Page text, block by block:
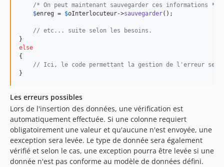
/* On peut maintenant sauvegarder ces informations */
$enreg = $oInterlocuteur->sauvegarder();
// etc... suite selon les besoins.
else
{
// Ici, le code permettant la gestion de l'erreur
}
Les erreurs possibles
Lors de l'insertion des données, une vérification est
automatiquement effectuée. Si une colonne requiert
obligatoirement une valeur et qu'aucune n'est envoyée, une
eexception sera levée. Le type de donnée sera également
vérifié et selon le cas, une exception pourra être levée si une
donnée n'est pas conforme au modèle de données défini.